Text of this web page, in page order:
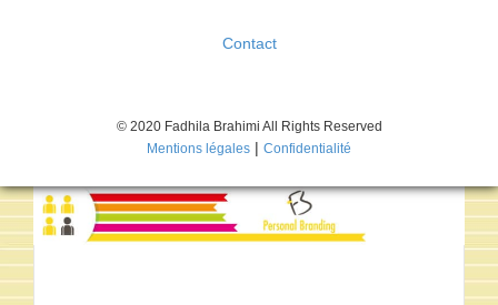
Contact
© 2020 Fadhila Brahimi All Rights Reserved
Mentions légales | Confidentialité